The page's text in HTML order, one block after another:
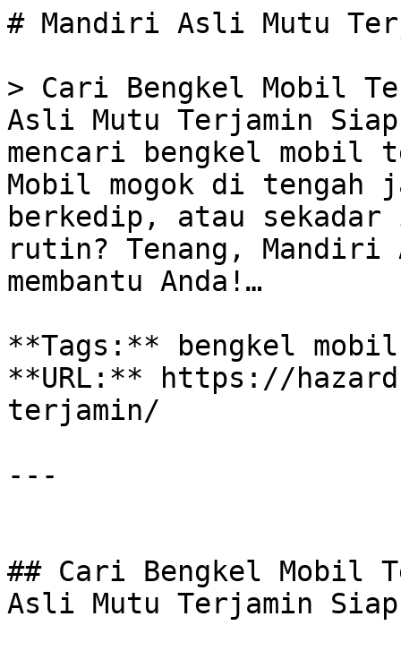
# Mandiri Asli Mutu
> Cari Bengkel Mobil
Asli Mutu Terjamin Siap
mencari bengkel mobil
Mobil mogok di
berkedip, atau
rutin? Tenang,
membantu Anda!…
**Tags:** bengkel
**URL:** https://
terjamin/
---
## Cari Bengkel Mobil
Asli Mutu Terjamin Siap